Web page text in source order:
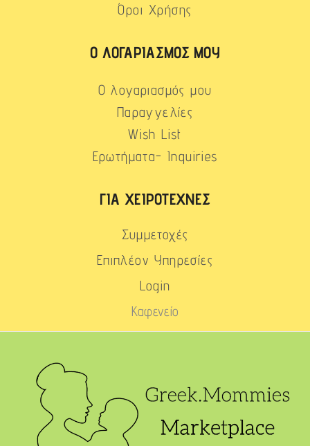
Όροι Χρήσης
Ο ΛΟΓΑΡΙΑΣΜΌΣ ΜΟΥ
Ο λογαριασμός μου
Παραγγελίες
Wish List
Ερωτήματα- Inquiries
ΓΙΑ ΧΕΙΡΟΤΈΧΝΕΣ
Συμμετοχές
Επιπλέον Υπηρεσίες
Login
Καφενείο